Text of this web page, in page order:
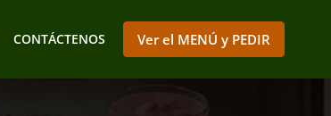
CONTÁCTENOS Ver el MENÚ y PEDIR